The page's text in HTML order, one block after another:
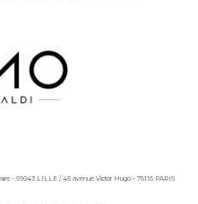
- 59043 LILLE / 45 avenue Victor Hugo - 75116 PARIS